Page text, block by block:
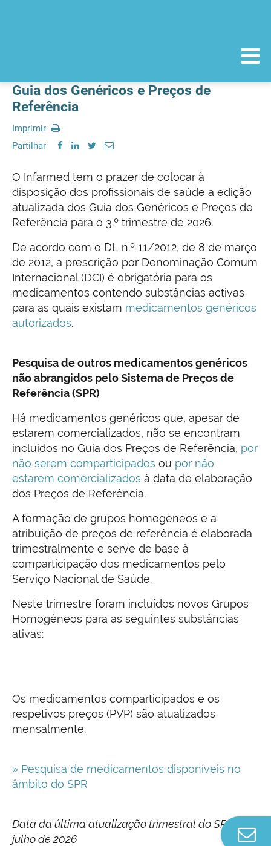
Guia dos Genéricos e Preços de
Referência
Imprimir
Partilhar
O Infarmed tem o prazer de colocar à
disposição dos profissionais de saúde a edição
atualizada dos Guia dos Genéricos e Preços de
Referência para o 3.º trimestre de 2026.
De acordo com o DL n.º 11/2012, de 8 de março
de 2012, a prescrição por Denominação Comum
Internacional (DCI) é obrigatória para os
medicamentos contendo substâncias activas
para as quais existam medicamentos genéricos
autorizados.
Pesquisa de outros medicamentos genéricos
não abrangidos pelo Sistema de Preços de
Referência (SPR)
Há medicamentos genéricos que, apesar de
estarem comercializados, não se encontram
incluídos no Guia dos Preços de Referência, por
não serem comparticipados ou por não
estarem comercializados à data de elaboração
dos Preços de Referência.
A formação de grupos homogéneos e a
atribuição de preços de referência é elaborada
trimestralmente e serve de base à
comparticipação dos medicamentos pelo
Serviço Nacional de Saúde.
Neste trimestre foram incluídos novos Grupos
Homogéneos para as seguintes substâncias
ativas:
Os medicamentos comparticipados e os
respetivos preços (PVP) são atualizados
mensalmente.
» Pesquisa de medicamentos disponíveis no
âmbito do SPR
Data da última atualização trimestral do SPR:
julho de 2026